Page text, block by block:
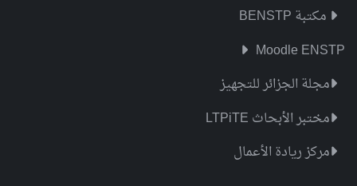
مكتبة BENSTP
Moodle ENSTP
مجلة الجزائر للتجهيز
مختبر الأبحاث LTPiTE
مركز ريادة الأعمال